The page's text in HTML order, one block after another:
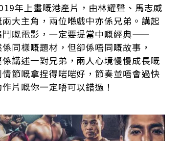
年上畫嘅港產片，由林耀聲、馬志威
大主角，兩位喺戲中亦係兄弟。講起
鬥嘅電影，一定要提當中嘅經典——
係同樣嘅題材，但卻係唔同嘅故事，
係講述一對兄弟，兩人心境慢慢成長嘅
節嘅拿捏得啱啱好，節奏並唔會過快
片嘅你一定唔可以錯過！